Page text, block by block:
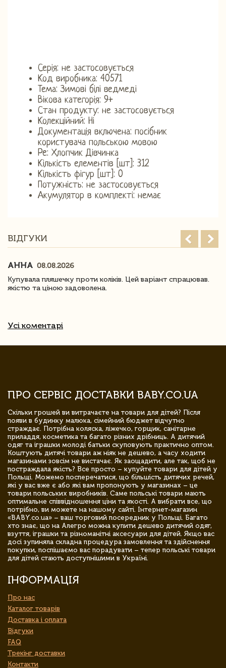
Серія: не застосовується
Код виробника: 40571
Тема: Зимові білі ведмеді
Вікова категорія: 9+
Стан продукту: не застосовується
Колекційний: Ні
Документація включена: посібник
користувача польською мовою
Pe: Хлопчик Дівчинка
Кількість елементів [шт]: 312
Кількість фігур [шт]: 0
Потужність: не застосовується
Акумулятор в комплекті: немає
ВІДГУКИ
АННА 08.08.2026
Купувала пляшечку проти коліків. Цей варіант спрацював.
якістю та ціною задоволена.
Усі коментарі
ПРО СЕРВІС ДОСТАВКИ BABY.CO.UA
Скільки грошей ви витрачаєте на товари для дітей? Після
появи в будинку малюка, сімейний бюджет відчутно
страждає. Потрібна коляска, ліжечко, горщик, санітарне
приладдя, косметика та багато різних дрібниць. А дитячий
одяг та іграшки молоді батьки скуповують практично оптом.
Коштують дитячі товари аж ніяк не дешево, а часу ходити
магазинами зовсім не вистачає. Як заощадити, але так, щоб не
постраждала якість? Все просто – купуйте товари для дітей у
Польщі. Можемо посперечатися, що більшість дитячих речей,
які у вас вже є або які вам пропонують у магазинах – це
товари польських виробників. Саме польські товари мають
оптимальне співвідношення ціни та якості. А вибрати все, що
потрібно, ви можете на нашому сайті. Інтернет-магазин
«BABY.co.ua» – ваш торговий посередник у Польщі. Багато
хто знає, що на Алегро можна купити дешево дитячий одяг,
взуття, іграшки та різноманітні аксесуари для дітей. Якщо вас
досі зупиняла складна процедура замовлення та здійснення
покупки, поспішаємо вас порадувати – тепер польські товари
для дітей стають доступнішими в Україні.
ІНФОРМАЦІЯ
Про нас
Каталог товарів
Доставка і оплата
Відгуки
FAQ
Трекінг доставки
Контакти